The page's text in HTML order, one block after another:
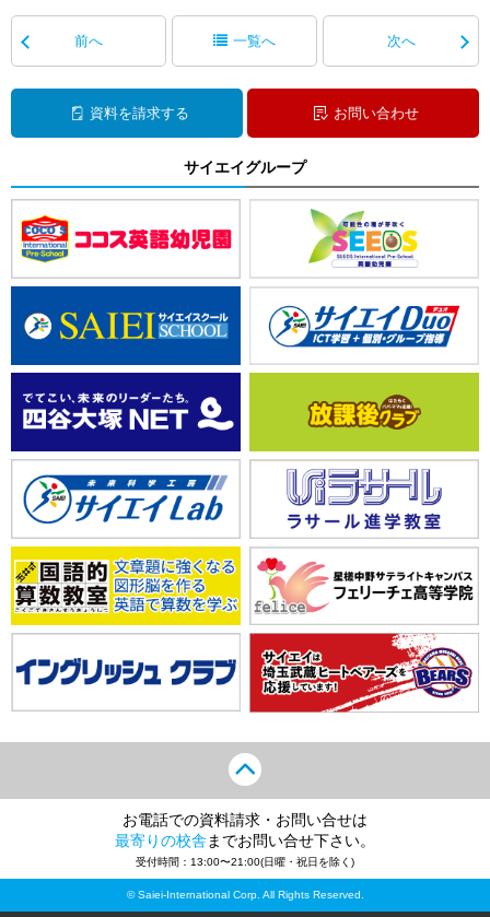
前へ 一覧へ 次へ
資料を請求する お問い合わせ
サイエイグループ
お電話での資料請求・お問い合せは
最寄りの校舎 までお問い合せ下さい。
受付時間：13:00〜21:00(日曜・祝日を除く)
© Saiei-International Corp. All Rights Reserved.